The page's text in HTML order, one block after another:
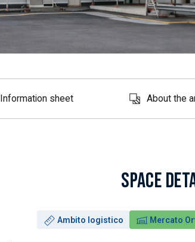
Information sheet About the
SPACE
Use:
Ambito logistico Building:
Mercato